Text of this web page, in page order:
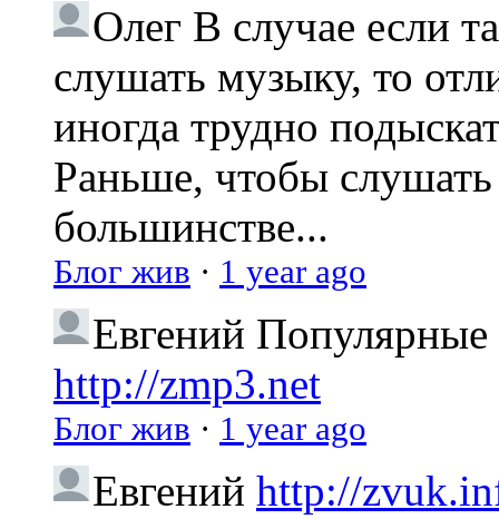
Олег В случае если
слушать музыку, то
иногда трудно
Раньше, чтобы слушать
большинстве...
Блог жив · 1 year ago
Евгений Популярные
http://zmp3.net
Блог жив · 1 year ago
Евгений http://